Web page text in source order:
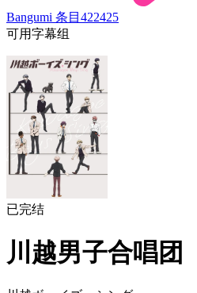
Bangumi 条目 422425
可用字幕组
已完结
川越男子合唱团